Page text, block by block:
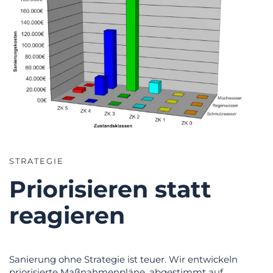
STRATEGIE
Priorisieren statt
reagieren
Sanierung ohne Strategie ist teuer. Wir entwickeln